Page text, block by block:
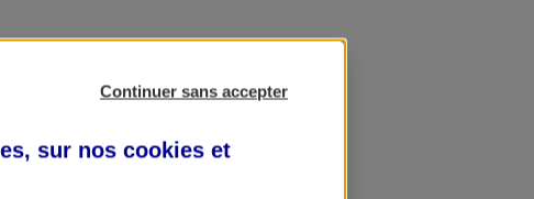
Continuer sans accepter
sur nos cookies et